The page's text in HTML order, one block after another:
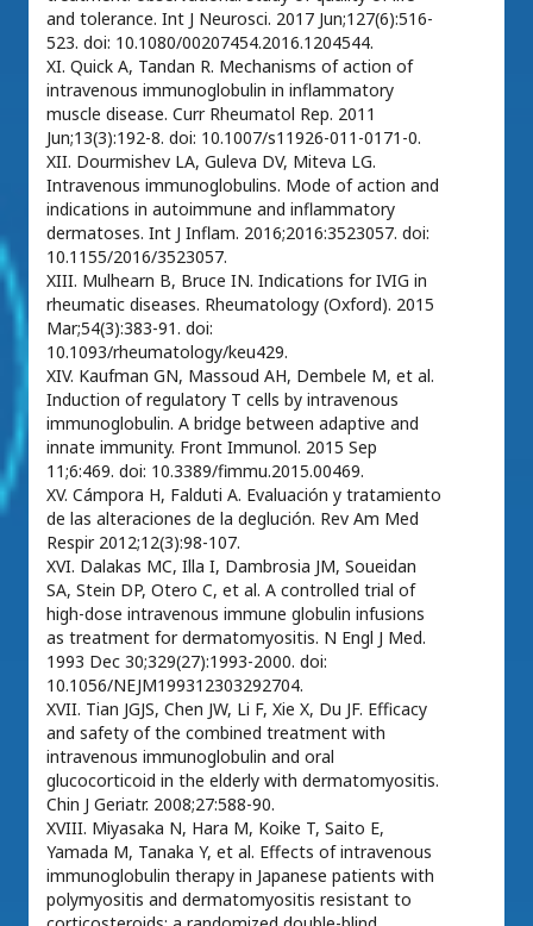
and tolerance. Int J Neurosci. 2017 Jun;127(6):516-
523. doi: 10.1080/00207454.2016.1204544.
XI. Quick A, Tandan R. Mechanisms of action of
intravenous immunoglobulin in inflammatory
muscle disease. Curr Rheumatol Rep. 2011
Jun;13(3):192-8. doi: 10.1007/s11926-011-0171-0.
XII. Dourmishev LA, Guleva DV, Miteva LG.
Intravenous immunoglobulins. Mode of action and
indications in autoimmune and inflammatory
dermatoses. Int J Inflam. 2016;2016:3523057. doi:
10.1155/2016/3523057.
XIII. Mulhearn B, Bruce IN. Indications for IVIG in
rheumatic diseases. Rheumatology (Oxford). 2015
Mar;54(3):383-91. doi:
10.1093/rheumatology/keu429.
XIV. Kaufman GN, Massoud AH, Dembele M, et al.
Induction of regulatory T cells by intravenous
immunoglobulin. A bridge between adaptive and
innate immunity. Front Immunol. 2015 Sep
11;6:469. doi: 10.3389/fimmu.2015.00469.
XV. Cámpora H, Falduti A. Evaluación y tratamiento
de las alteraciones de la deglución. Rev Am Med
Respir 2012;12(3):98-107.
XVI. Dalakas MC, Illa I, Dambrosia JM, Soueidan
SA, Stein DP, Otero C, et al. A controlled trial of
high-dose intravenous immune globulin infusions
as treatment for dermatomyositis. N Engl J Med.
1993 Dec 30;329(27):1993-2000. doi:
10.1056/NEJM199312303292704.
XVII. Tian JGJS, Chen JW, Li F, Xie X, Du JF. Efficacy
and safety of the combined treatment with
intravenous immunoglobulin and oral
glucocorticoid in the elderly with dermatomyositis.
Chin J Geriatr. 2008;27:588-90.
XVIII. Miyasaka N, Hara M, Koike T, Saito E,
Yamada M, Tanaka Y, et al. Effects of intravenous
immunoglobulin therapy in Japanese patients with
polymyositis and dermatomyositis resistant to